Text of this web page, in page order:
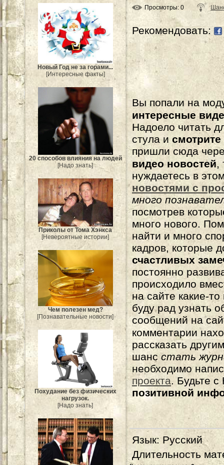
Новый Год не за горами...
[Интересные факты]
20 способов влияния на людей
[Надо знать]
Приколы от Тома Хэнкса
[Невероятные истории]
Чем полезен мед?
[Познавательные новости]
Похудание без физических
нагрузок.
[Надо знать]
Просмотры: 0
Рекомендовать:
Вы попали на
интересные
Надоело читать
стула и
пришли сюда
видео новостей,
нуждаетесь в
новостями с
много
посмотрев
много нового.
найти и много
кадров, которые
счастливых
постоянно
происходило
на сайте какие-
буду рад узнать
сообщений на
комментарии
рассказать
шанс стать
необходимо
проекта. Будьте
позитивной
Язык: Русский
Длительность